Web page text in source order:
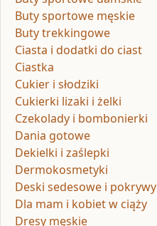
Buty sportowe męskie
Buty trekkingowe
Ciasta i dodatki do ciast
Ciastka
Cukier i słodziki
Cukierki lizaki i żelki
Czekolady i bombonierki
Dania gotowe
Dekielki i zaślepki
Dermokosmetyki
Deski sedesowe i pokrywy
Dla mam i kobiet w ciąży
Dresy męskie